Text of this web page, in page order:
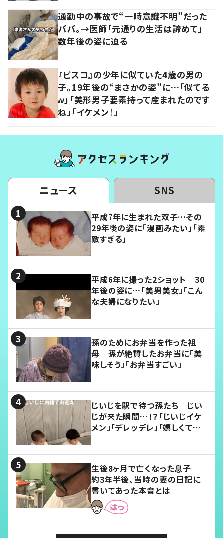
通勤中の事故で“一時意識不明”だった
パパ。→医師「元通りの生活は諦めて」
数年後の姿に迫る
『ビスコ』の少年に似ていた4歳の男の
子。19年後の“まさかの姿”に…「似てる
ｗ」「美形男子要素持って産まれたのです
ね」「イケメン！」
ニュース SNS
平成7年に生まれた双子…その
29年後の姿に「漫画みたい」「素
敵すぎる」
平成6年に撮った2ショット 30
年後の姿に…「美男美女」「こん
な夫婦になりたい」
孫のためにお弁当を作った祖
母 孫が絶賛したお弁当に「美
味しそう」「お弁当すごい」
じいじを駅で待つ孫たち じい
じが来た瞬間…！？「じいじイケ
メン」「デレッデレ」「嬉しくて可
生後8ヶ月で亡くなった息子
約3年半後、当時の妻の日記に
書いてあった本音とは